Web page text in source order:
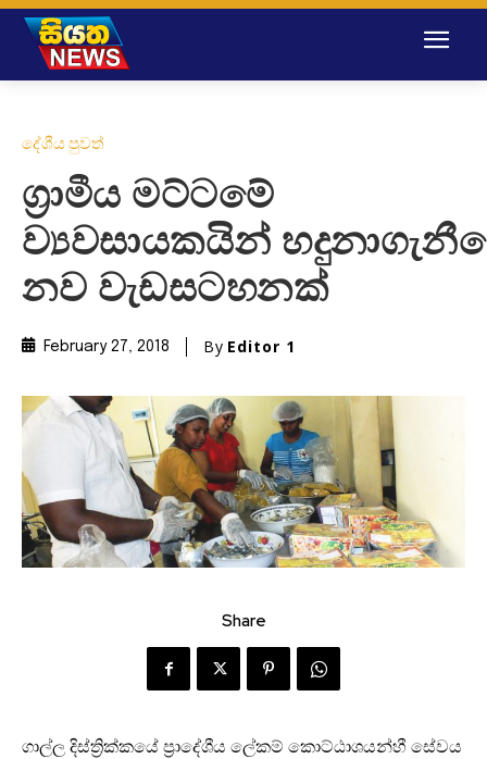
දේශීය පුවත්
ග්‍රාමීය මට්ටමේ
ව්‍යවසායකයින්
නව වැඩසටහනක්
February 27, 2018 By Editor 1
Share
ගාල්ල දිස්ත්‍රික්කයේ ප්‍රාදේශීය ලේකම් කොට්ඨාශයන්හී සේවය